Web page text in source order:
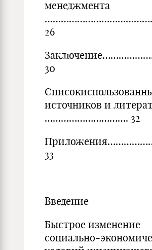
менеджмента
26
30
источников и
…………………………. 32
33
Введение
Быстрое изменение
социально-